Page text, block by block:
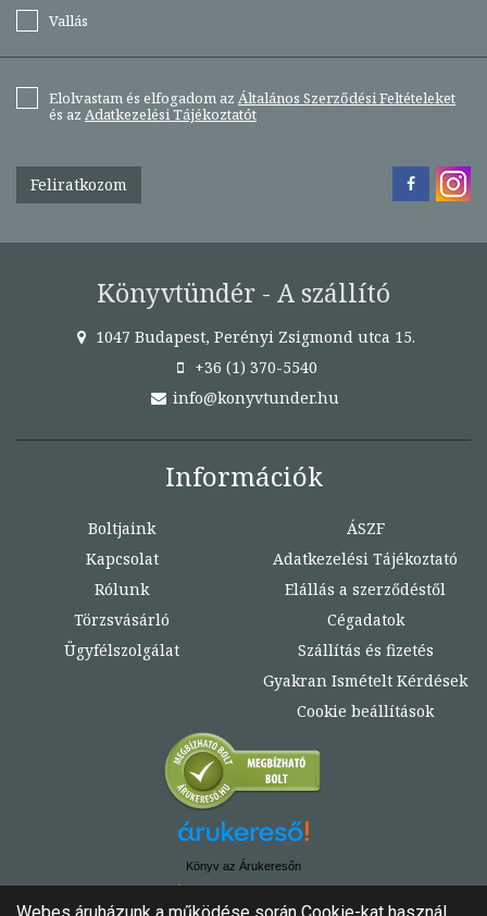
Vallás
Elolvastam és elfogadom az Általános Szerződési Feltételeket
és az Adatkezelési Tájékoztatót
Feliratkozom
Könyvtündér - A szállító
1047 Budapest, Perényi Zsigmond utca 15.
+36 (1) 370-5540
info@konyvtunder.hu
Információk
Boltjaink
Kapcsolat
Rólunk
Törzsvásárló
Ügyfélszolgálat
ÁSZF
Adatkezelési Tájékoztató
Elállás a szerződéstől
Cégadatok
Szállítás és fizetés
Gyakran Ismételt Kérdések
Cookie beállítások
Könyv az Árukeresőn